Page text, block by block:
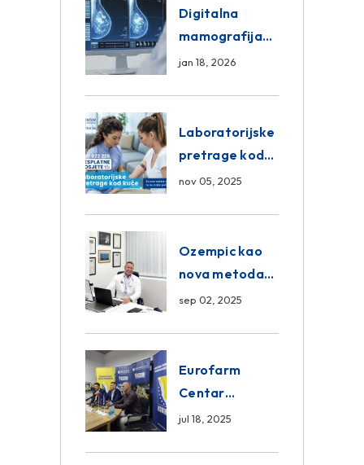
Group
Digitalna
mamografija
Sarajevo –
Centar
Poliklinika
jan 18, 2026
Laboratorijske
pretrage kod
kuće – novo u
Poliklinici
nov 05, 2025
Ozempic kao
nova metoda
mršavljenja: da
sep 02, 2025
Eurofarm
Centar
Poliklinika i
jul 18, 2025